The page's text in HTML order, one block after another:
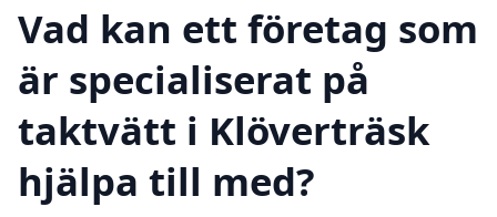
Vad kan ett företag som
är specialiserat på
taktvätt i Klöverträsk
hjälpa till med?